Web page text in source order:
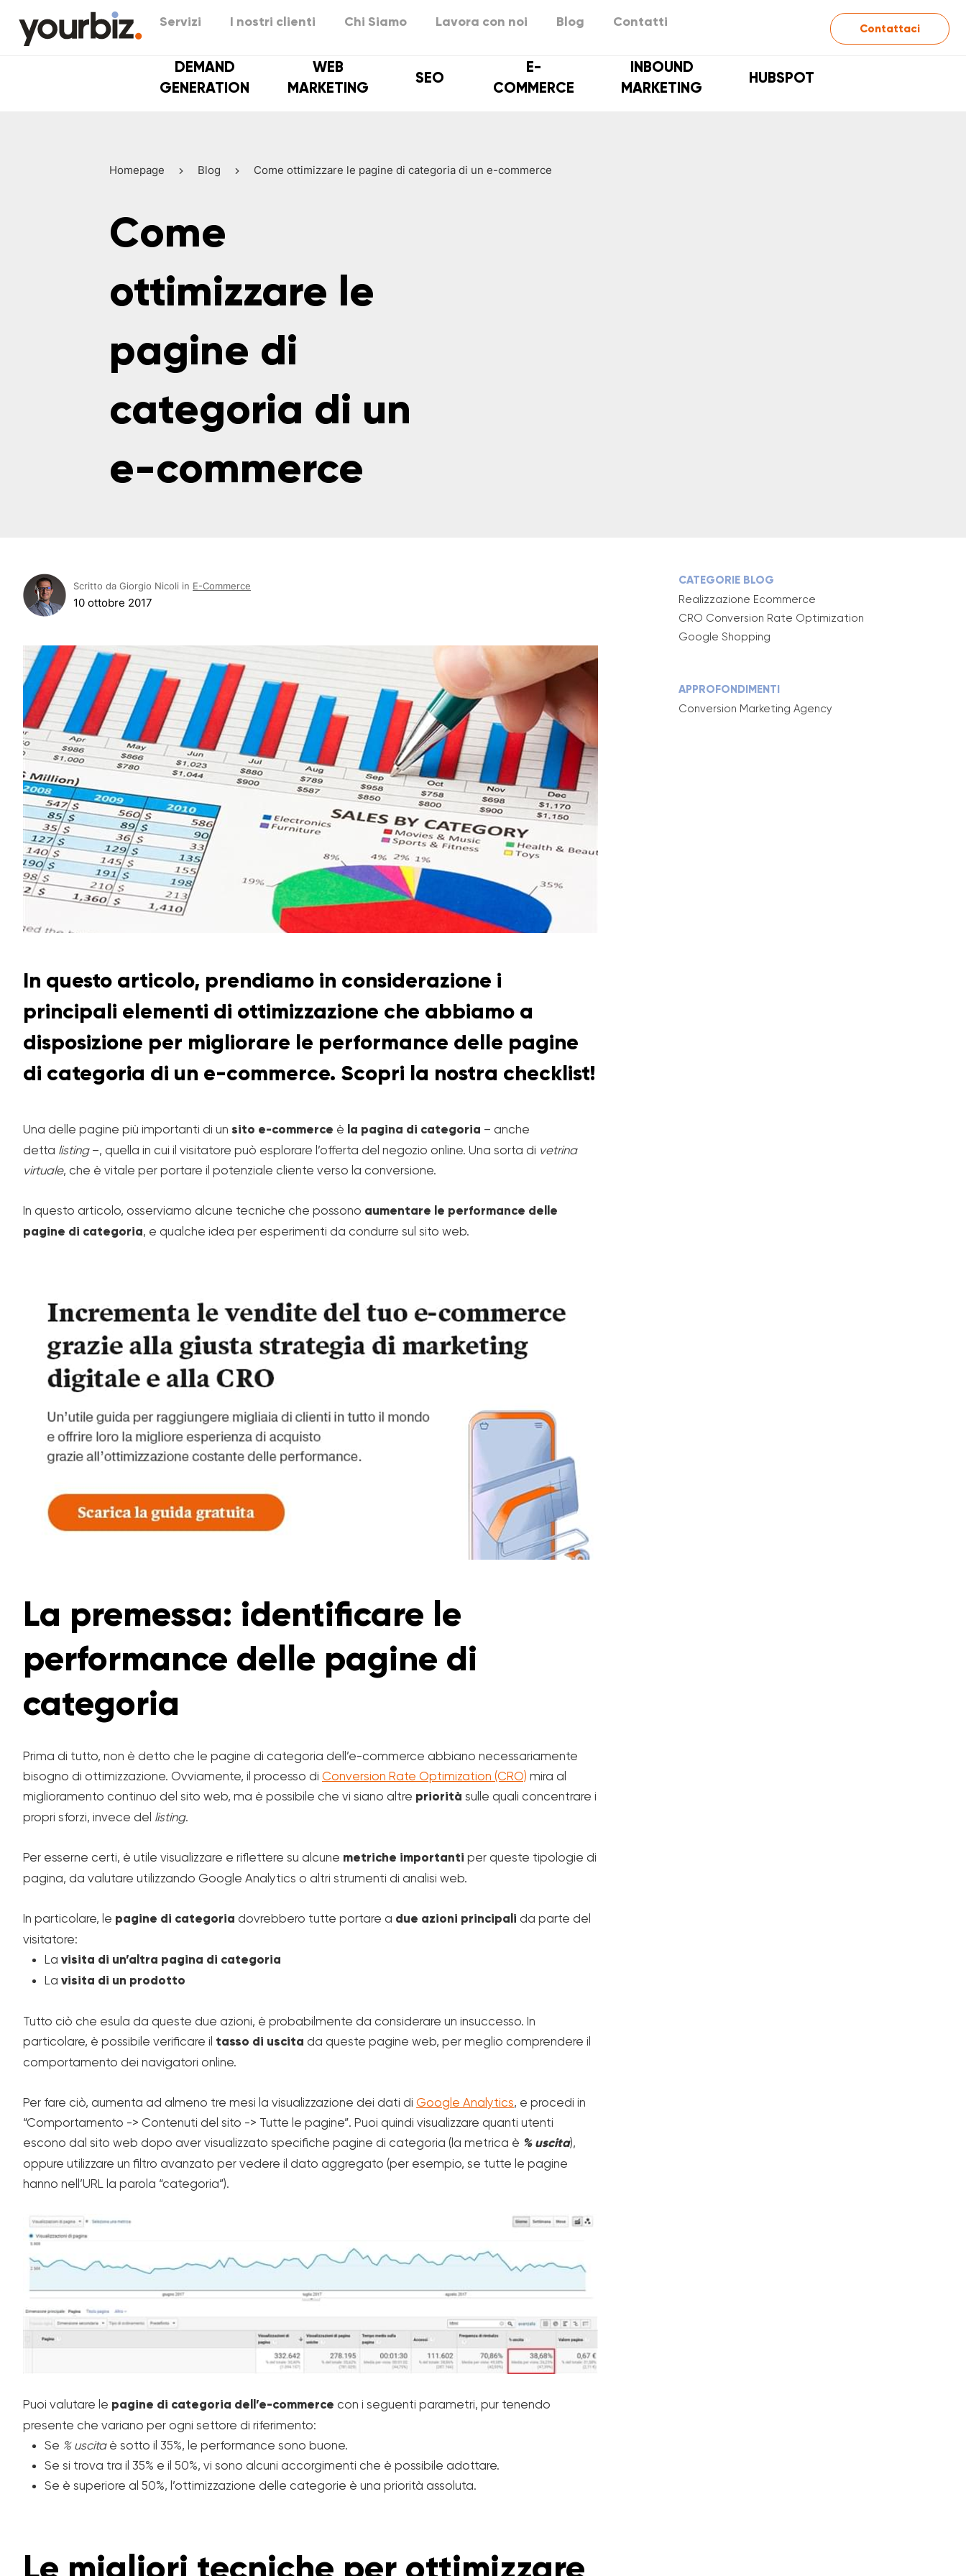
Servizi I nostri clienti Chi Siamo Lavora con noi Blog Contatti
DEMAND
GENERATION
WEB
MARKETING
SEO
E-
COMMERCE
INBOUND
MARKETING
HUBSPOT
Contattaci
Homepage Blog Come ottimizzare le pagine di categoria di un e-commerce
Come
ottimizzare le
pagine di
categoria di un
e-commerce
CATEGORIE BLOG
Realizzazione Ecommerce
CRO Conversion Rate Optimization
Google Shopping
APPROFONDIMENTI
Conversion Marketing Agency
Scritto da Giorgio Nicoli in E-Commerce
10 ottobre 2017
In questo articolo, prendiamo in considerazione i
principali elementi di ottimizzazione che abbiamo a
disposizione per migliorare le performance delle pagine
di categoria di un e-commerce. Scopri la nostra checklist!
Una delle pagine più importanti di un sito e-commerce è la pagina di categoria – anche
detta listing–, quella in cui il visitatore può esplorare l’offerta del negozio online. Una sorta di vetrina
virtuale, che è vitale per portare il potenziale cliente verso la conversione.
In questo articolo, osserviamo alcune tecniche che possono aumentare le performance delle
pagine di categoria, e qualche idea per esperimenti da condurre sul sito web.
La premessa: identificare le
performance delle pagine di
categoria
Prima di tutto, non è detto che le pagine di categoria dell’e-commerce abbiano necessariamente
bisogno di ottimizzazione. Ovviamente, il processo di Conversion Rate Optimization (CRO) mira al
miglioramento continuo del sito web, ma è possibile che vi siano altre priorità sulle quali concentrare i
propri sforzi, invece del listing.
Per esserne certi, è utile visualizzare e riflettere su alcune metriche importanti per queste tipologie di
pagina, da valutare utilizzando Google Analytics o altri strumenti di analisi web.
In particolare, le pagine di categoria dovrebbero tutte portare a due azioni principali da parte del
visitatore:
La visita di un’altra pagina di categoria
La visita di un prodotto
Tutto ciò che esula da queste due azioni, è probabilmente da considerare un insuccesso. In
particolare, è possibile verificare il tasso di uscita da queste pagine web, per meglio comprendere il
comportamento dei navigatori online.
Per fare ciò, aumenta ad almeno tre mesi la visualizzazione dei dati di Google Analytics, e procedi in
“Comportamento -> Contenuti del sito -> Tutte le pagine”. Puoi quindi visualizzare quanti utenti
escono dal sito web dopo aver visualizzato specifiche pagine di categoria (la metrica è % uscita),
oppure utilizzare un filtro avanzato per vedere il dato aggregato (per esempio, se tutte le pagine
hanno nell’URL la parola “categoria”).
Puoi valutare le pagine di categoria dell’e-commerce con i seguenti parametri, pur tenendo
presente che variano per ogni settore di riferimento:
Se % uscitaè sotto il 35%, le performance sono buone.
Se si trova tra il 35% e il 50%, vi sono alcuni accorgimenti che è possibile adottare.
Se è superiore al 50%, l’ottimizzazione delle categorie è una priorità assoluta.
Le migliori tecniche per ottimizzare